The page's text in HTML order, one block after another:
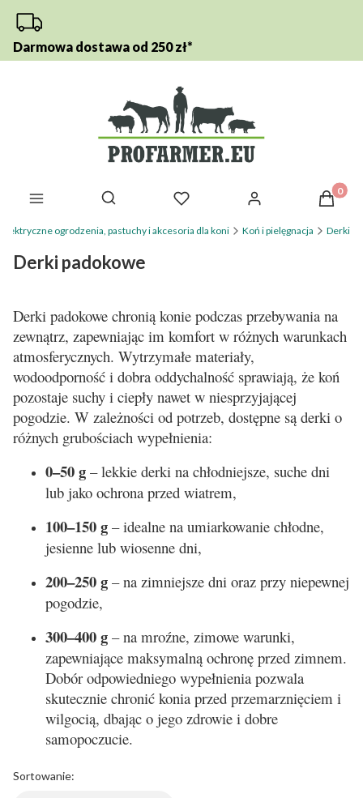
Darmowa dostawa od 250 zł*
Otwórz wyszukiwarkę
ogrodzenia, pastuchy i akcesoria dla koni Koń i pielęgnacja Derki
Derki padokowe
Derki padokowe chronią konie podczas przebywania na
zewnątrz, zapewniając im komfort w różnych warunkach
atmosferycznych. Wytrzymałe materiały,
wodoodporność i dobra oddychalność sprawiają, że koń
pozostaje suchy i ciepły nawet w niesprzyjającej
pogodzie. W zależności od potrzeb, dostępne są derki o
różnych grubościach wypełnienia:
0–50 g – lekkie derki na chłodniejsze, suche dni
lub jako ochrona przed wiatrem,
100–150 g – idealne na umiarkowanie chłodne,
jesienne lub wiosenne dni,
200–250 g – na zimniejsze dni oraz przy niepewnej
pogodzie,
300–400 g – na mroźne, zimowe warunki,
zapewniające maksymalną ochronę przed zimnem.
Dobór odpowiedniego wypełnienia pozwala
skutecznie chronić konia przed przemarznięciem i
wilgocią, dbając o jego zdrowie i dobre
samopoczucie.
Sortowanie: